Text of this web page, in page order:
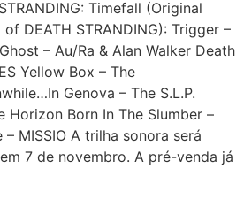
Timefall (Original
DEATH STRANDING): Trigger –
– Au/Ra & Alan Walker Death
Yellow Box – The
Genova – The S.L.P.
Horizon Born In The Slumber –
MISSIO A trilha sonora será
7 de novembro. A pré-venda já